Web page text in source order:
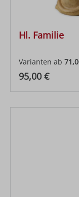
Hl. Familie
Varianten ab
Regulärer Preis:
95,00 €